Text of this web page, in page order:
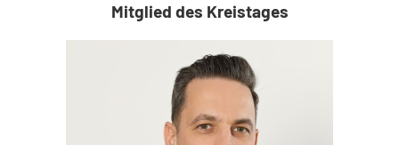
Mitglied des Kreistages